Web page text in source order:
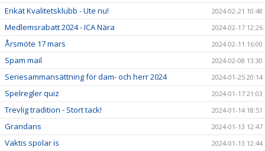
Enkät Kvalitetsklubb - Ute nu! 2024-02-21 10:48
Medlemsrabatt 2024 - ICA Nära 2024-02-17 12:26
Årsmöte 17 mars 2024-02-11 16:00
Spam mail 2024-02-08 13:30
Seriesammansättning för dam- och herr 2024 2024-01-25 20:14
Spelregler quiz 2024-01-17 21:03
Trevlig tradition - Stort tack! 2024-01-14 18:51
Grandans 2024-01-13 12:47
Vaktis spolar is 2024-01-13 12:44